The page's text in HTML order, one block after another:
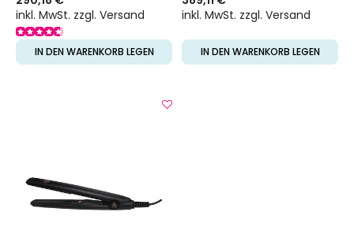
inkl. MwSt. zzgl. Versand
IN DEN WARENKORB LEGEN
inkl. MwSt. zzgl. Versand
IN DEN WARENKORB LEGEN